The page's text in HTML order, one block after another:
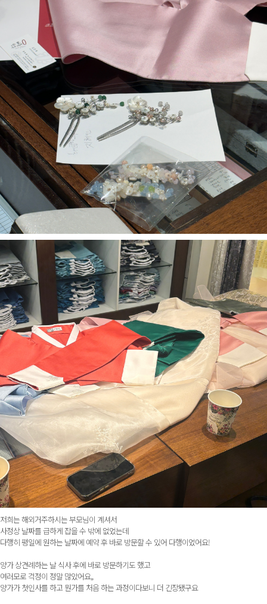
저희는 해외거주하시는 부모님이 계셔서
사정상 날짜를 급하게 잡을 수 밖에 없었는데
다행히 평일에 원하는 날짜에 예약 후 바로 방문할 수 있어 다행이었어요!
양가 상견례하는 날 식사 후에 바로 방문하기도 했고
여러모로 걱정이 정말 많았어요,,
양가가 첫인사를 하고 뭔가를 처음 하는 과정이다보니 더 긴장됐구요